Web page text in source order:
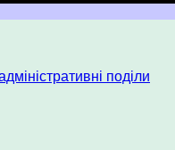
поділи